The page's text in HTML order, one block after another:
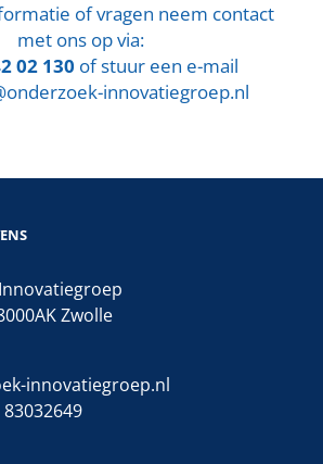
of vragen neem contact
met ons op via:
02 130 of stuur een e-mail
innovatiegroep.nl
Zwolle
innovatiegroep.nl